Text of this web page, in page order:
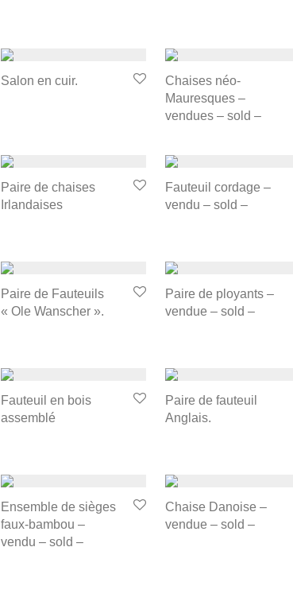
Salon en cuir.
Chaises néo-
Mauresques –
vendues – sold –
Paire de chaises
Irlandaises
Fauteuil cordage –
vendu – sold –
Paire de Fauteuils
« Ole Wanscher ».
Paire de ployants –
vendue – sold –
Fauteuil en bois
assemblé
Paire de fauteuil
Anglais.
Ensemble de sièges
faux-bambou –
vendu – sold –
Chaise Danoise –
vendue – sold –